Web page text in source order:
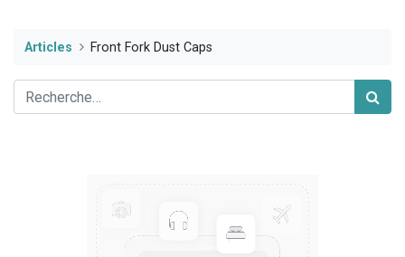
Articles Front Fork Dust Caps